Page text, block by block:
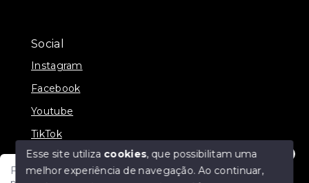
Fale com um de nossos consultores! Estamos
Social
Instagram
Facebook
Youtube
TikTok
Esse site utiliza cookies, que possibilitam uma
melhor experiência de navegação.Ao continuar,